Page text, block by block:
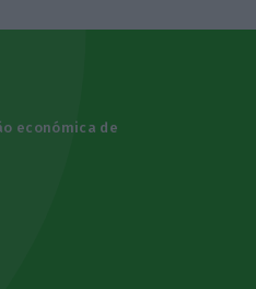
económica de